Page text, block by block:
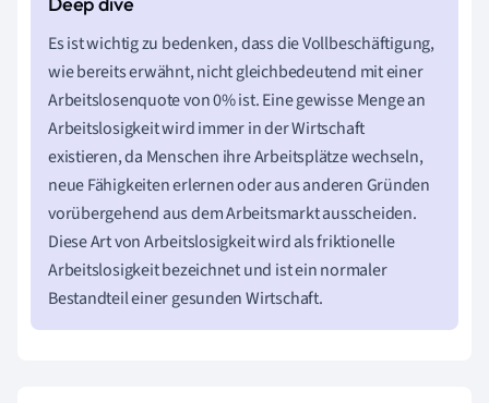
Es ist wichtig zu bedenken, dass die Vollbeschäftigung,
wie bereits erwähnt, nicht gleichbedeutend mit einer
Arbeitslosenquote von 0% ist. Eine gewisse Menge an
Arbeitslosigkeit wird immer in der Wirtschaft
existieren, da Menschen ihre Arbeitsplätze wechseln,
neue Fähigkeiten erlernen oder aus anderen Gründen
vorübergehend aus dem Arbeitsmarkt ausscheiden.
Diese Art von Arbeitslosigkeit wird als friktionelle
Arbeitslosigkeit bezeichnet und ist ein normaler
Bestandteil einer gesunden Wirtschaft.